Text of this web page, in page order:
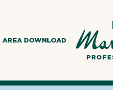
AREA DOWNLOAD